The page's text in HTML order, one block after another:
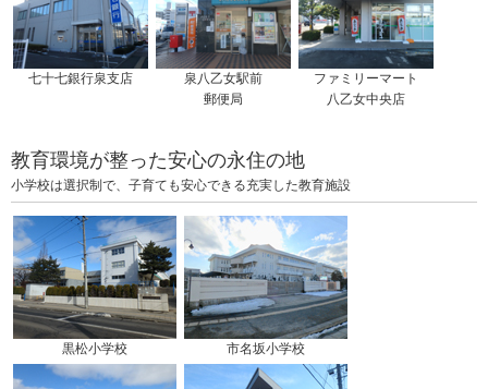
七十七銀行泉支店
泉八乙女駅前
郵便局
ファミリーマート
八乙女中央店
教育環境が整った安心の永住の地
小学校は選択制で、子育ても安心できる充実した教育施設
黒松小学校 市名坂小学校